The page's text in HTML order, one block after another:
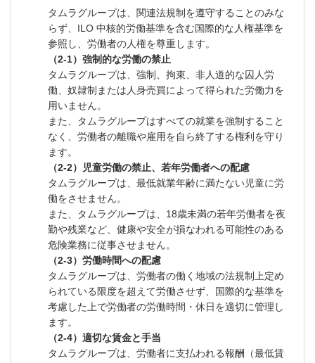
タムラグループは、関連法規制を遵守することのみな
らず、ILO 中核的労働基準を含む国際的な人権基準を
参照し、労働者の人権を尊重します。
（2-1）強制的な労働の禁止
タムラグループは、強制、拘束、非人道的な囚人労
働、奴隷制または人身売買によって得られた労働力を
用いません。
また、タムラグループはすべての就業を強制すること
なく、労働者の離職や雇用を自ら終了する権利を守り
ます。
（2-2）児童労働の禁止、若年労働者への配慮
タムラグループは、最低就業年齢に満たない児童に労
働をさせません。
また、タムラグループは、18歳未満の若年労働者を夜
勤や残業など、健康や安全が損なわれる可能性のある
危険業務に従事させません。
（2-3）労働時間への配慮
タムラグループは、労働者の働く地域の法規制上定め
られている限度を超えて労働させず、国際的な基準を
考慮した上で労働者の労働時間・休日を適切に管理し
ます。
（2-4）適切な賃金と手当
タムラグループは、労働者に支払われる報酬（最低賃